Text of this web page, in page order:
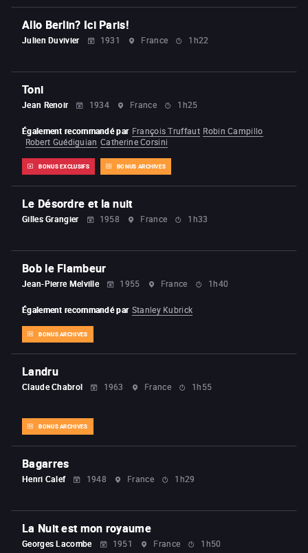
Allo Berlin? Ici Paris!
Julien Duvivier 1931 France 1h22
Toni
Jean Renoir 1934 France 1h25
BONUS EXCLUSIFS BONUS ARCHIVES
Également recommandé par François Truffaut Robin Campillo
Robert Guédiguian Catherine Corsini
Le Désordre et la nuit
Gilles Grangier 1958 France 1h33
Bob le Flambeur
Jean-Pierre Melville 1955 France 1h40
BONUS ARCHIVES
Également recommandé par Stanley Kubrick
Landru
Claude Chabrol 1963 France 1h55
BONUS ARCHIVES
Bagarres
Henri Calef 1948 France 1h29
La Nuit est mon royaume
Georges Lacombe 1951 France 1h50